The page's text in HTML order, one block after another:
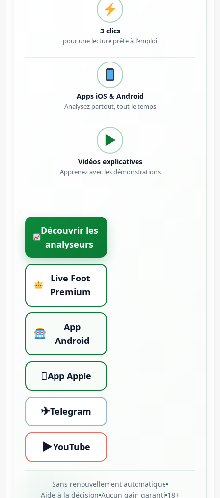
3 clics
pour une lecture prête à l’emploi
Apps iOS & Android
Analysez partout, tout le temps
▶
Vidéos explicatives
Apprenez avec les démonstrations
Découvrir les
analyseurs
Live Foot
Premium
App
Android
App Apple
✈Telegram
▶YouTube
Sans renouvellement automatique•
Aide à la décision•Aucun gain garanti•18+